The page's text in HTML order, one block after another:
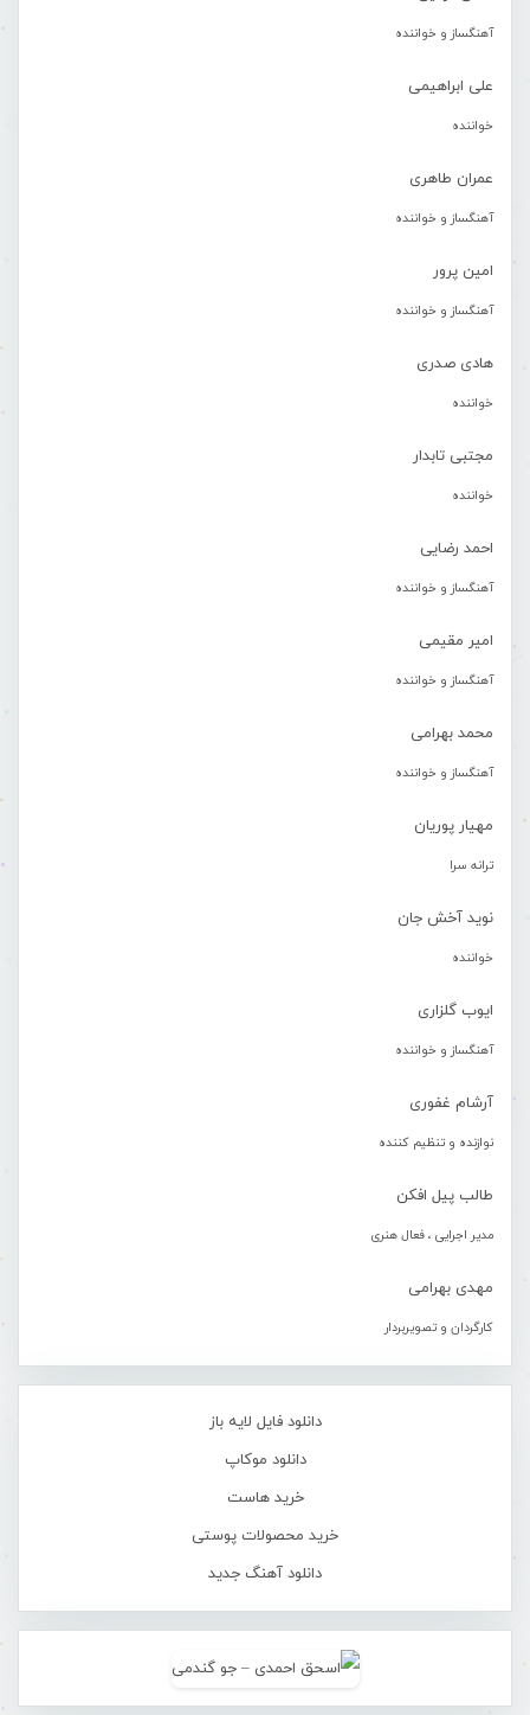
آهنگساز و خواننده
علی ابراهیمی
خواننده
عمران طاهری
آهنگساز و خواننده
امین پرور
آهنگساز و خواننده
هادی صدری
خواننده
مجتبی تابدار
خواننده
احمد رضایی
آهنگساز و خواننده
امیر مقیمی
آهنگساز و خواننده
محمد بهرامی
آهنگساز و خواننده
مهیار پوریان
ترانه سرا
نوید آخش جان
خواننده
ایوب گلزاری
آهنگساز و خواننده
آرشام غفوری
نوازنده و تنظیم کننده
طالب پیل افکن
مدیر اجرایی ، فعال هنری
مهدی بهرامی
کارگردان و تصویربردار
دانلود فایل لایه باز
دانلود موکاپ
خرید هاست
خرید محصولات پوستی
دانلود آهنگ جدید